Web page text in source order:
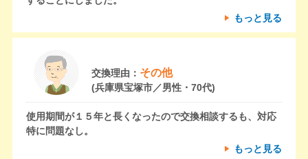
もっと見る
交換理由： その他
(兵庫県宝塚市／男性・70代)
使用期間が１５年と長くなったので交換相談するも、対応
特に問題なし。
もっと見る